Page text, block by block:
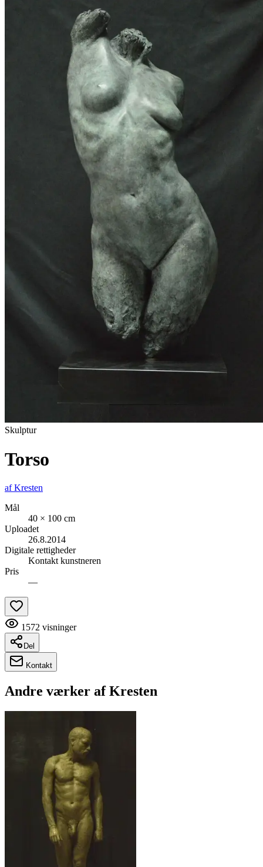
Skulptur
Torso
afKresten
Mål
40 × 100 cm
Uploadet
26.8.2014
Digitale rettigheder
Kontakt kunstneren
Pris
—
1572 visninger
Del
Kontakt
Andre værker afKresten